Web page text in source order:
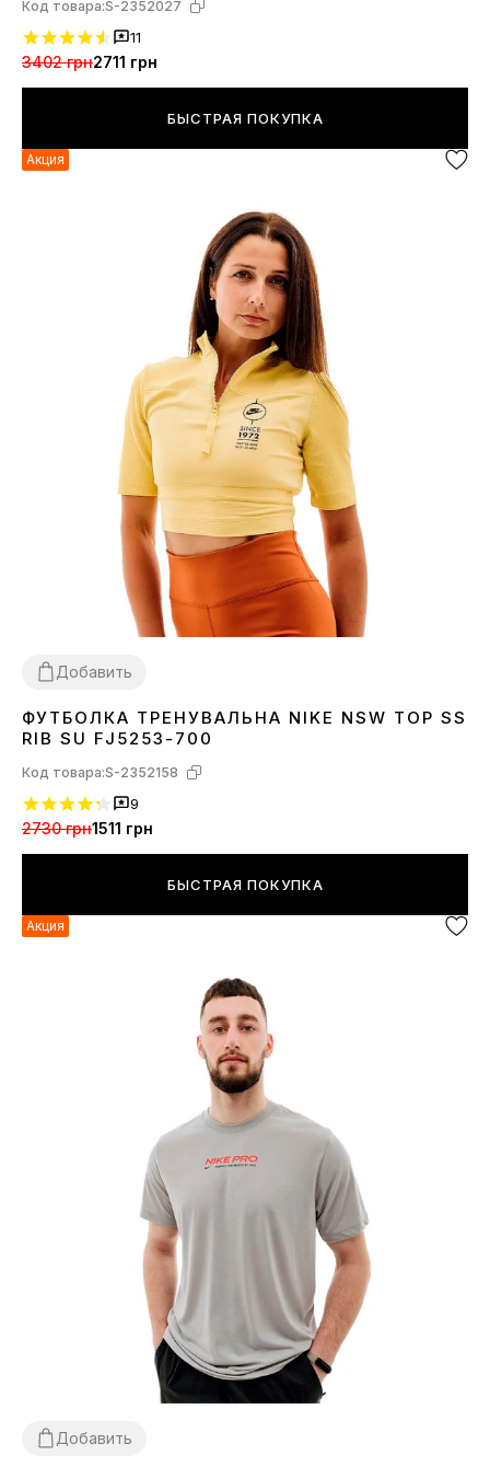
Код товара:S-2352027
11
3402 грн2711 грн
БЫСТРАЯ ПОКУПКА
Акция
Добавить
XS SML
ФУТБОЛКА ТРЕНУВАЛЬНА NIKE NSW TOP SS
RIB SU FJ5253-700
Код товара:S-2352158
9
2730 грн1511 грн
БЫСТРАЯ ПОКУПКА
Акция
Добавить